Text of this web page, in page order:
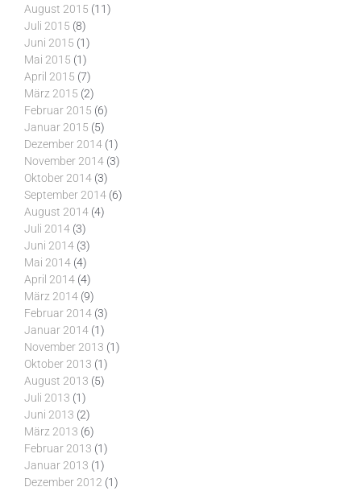
August 2015 (11)
Juli 2015 (8)
Juni 2015 (1)
Mai 2015 (1)
April 2015 (7)
März 2015 (2)
Februar 2015 (6)
Januar 2015 (5)
Dezember 2014 (1)
November 2014 (3)
Oktober 2014 (3)
September 2014 (6)
August 2014 (4)
Juli 2014 (3)
Juni 2014 (3)
Mai 2014 (4)
April 2014 (4)
März 2014 (9)
Februar 2014 (3)
Januar 2014 (1)
November 2013 (1)
Oktober 2013 (1)
August 2013 (5)
Juli 2013 (1)
Juni 2013 (2)
März 2013 (6)
Februar 2013 (1)
Januar 2013 (1)
Dezember 2012 (1)